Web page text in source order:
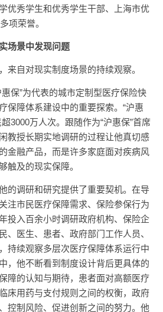
优秀学生和优秀学生干部、上海市优
项荣誉。
场景中发现问题
来自对现实制度场景的持续观察。
保”为代表的城市定制型医疗保险快
保障体系建设中的重要探索。“沪惠
3000万人次。跟随作为“沪惠保”首席
教授长期实地调研的过程让他真切感
金融产品，而是许多家庭面对疾病风
触及的现实保障。
的调研和研究提供了重要契机。在导
注市民医疗保障需求、保险参保行为
投入百余小时调研政府机构、保险企
、医生、患者、政府部门工作人员、
持续观察多层次医疗保障体系运行中
，他不断看到制度设计背后更具体的
障的认知与期待，患者面对高额医疗
床用药与支付规则之间的权衡，政府
控制风险、促进创新之间的努力。他